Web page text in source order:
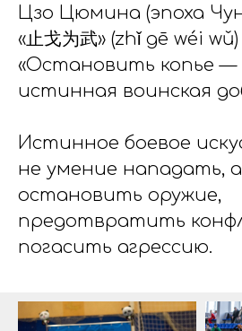
Цзо Цюмина (эпоха
«止戈为武» (zhǐ gē wéi
«Остановить копье
истинная воинская
Истинное боевое
не умение нападать,
остановить оружие,
предотвратить
погасить агрессию.